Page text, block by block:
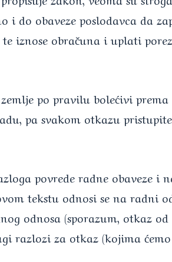
i do obaveze poslodavca da
iznose obračuna i uplati
po pravilu bolećivi
pa svakom otkazu
povrede radne obaveze i
tekstu odnosi se na radni
odnosa (sporazum, otkaz
razlozi za otkaz (kojima